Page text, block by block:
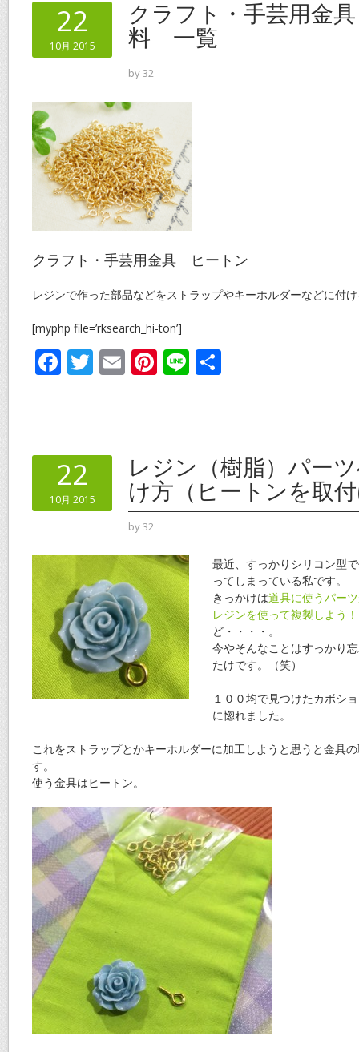
22
10月 2015
クラフト・手芸用金
料 一覧
by32
クラフト・手芸用金具 ヒートン
レジンで作った部品などをストラップやキーホルダーなどに付
[myphp file=’rksearch_hi-ton’]
F
o
o
k
T E Pi
st
Li
22
10月 2015
レジン（樹脂）パー
け方（ヒートンを取
by32
最近、すっかりシリコン型
ってしまっている私です。
きっかけは道具に使うパー
レジンを使って複製しよう！
ど・・・・。
今やそんなことはすっかり
たけです。（笑）
１００均で見つけたカボシ
に惚れました。
これをストラップとかキーホルダーに加工しようと思うと金具
す。
使う金具はヒートン。